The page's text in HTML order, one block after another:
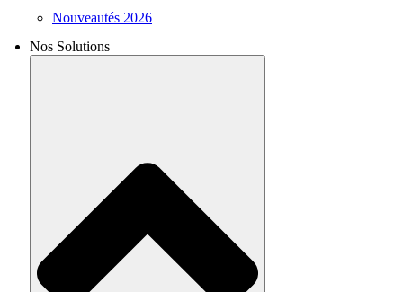
Nouveautés 2026
Nos Solutions